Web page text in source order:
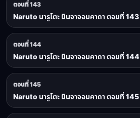
ตอนที่ 143
Naruto นารูโตะ นินจาจอมคาถา ตอนที่ 143
ตอนที่ 144
Naruto นารูโตะ นินจาจอมคาถา ตอนที่ 144
ตอนที่ 145
Naruto นารูโตะ นินจาจอมคาถา ตอนที่ 145